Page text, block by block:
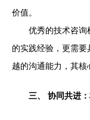
价值。
优秀的技术咨询
的实践经验，更需
越的沟通能力，其核
三、 协同共进